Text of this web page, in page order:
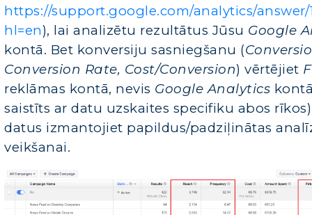
https://support.google.com/analytics/answer/
hl=en), lai analizētu rezultātus Jūsu Google
kontā. Bet konversiju sasniegšanu (
Conversion Rate, Cost/Conversion) vērtējiet
reklāmas kontā, nevis Google Analytics
saistīts ar datu uzskaites specifiku abos
datus izmantojiet papildus/padziļinātas
veikšanai.